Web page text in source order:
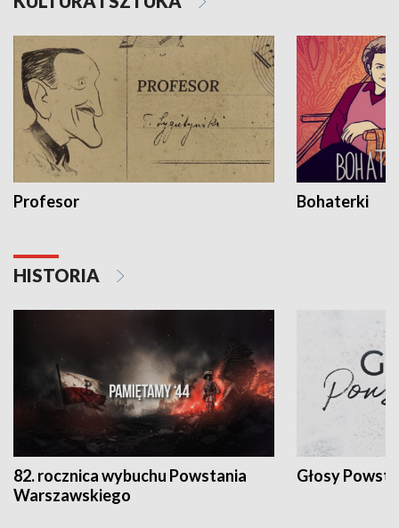
Profesor Bohaterki
HISTORIA
82. rocznica wybuchu Powstania
Warszawskiego
Głosy